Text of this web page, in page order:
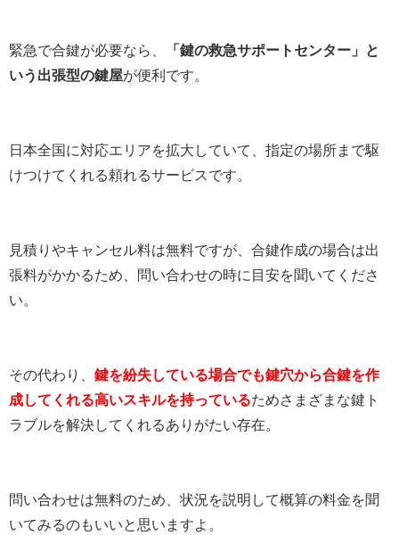
緊急で合鍵が必要なら、
「鍵の救急サポートセンター」と
いう出張型の鍵屋が便利です。
日本全国に対応エリアを拡大していて、指定の場所まで駆
けつけてくれる頼れるサービスです。
見積りやキャンセル料は無料ですが、合鍵作成の場合は出
張料がかかるため、問い合わせの時に目安を聞いてくださ
い。
その代わり、 鍵を紛失している場合でも鍵穴から合鍵を作
成してくれる高いスキルを持っているためさまざまな鍵ト
ラブルを解決してくれるありがたい存在。
問い合わせは無料のため、状況を説明して概算の料金を聞
いてみるのもいいと思いますよ。